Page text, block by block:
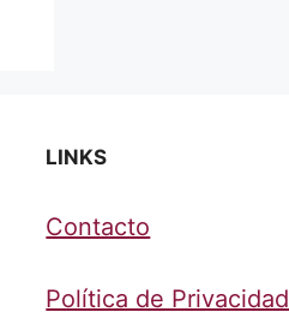
LINKS
Contacto
Política de Privacidad